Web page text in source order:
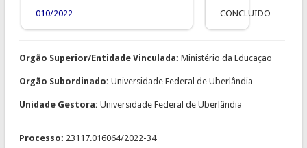
010/2022 CONCLUIDO
Orgão Superior/Entidade Vinculada: Ministério da Educação
Orgão Subordinado: Universidade Federal de Uberlândia
Unidade Gestora: Universidade Federal de Uberlândia
Processo: 23117.016064/2022-34